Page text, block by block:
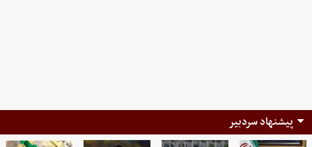
پیشنهاد سردبیر